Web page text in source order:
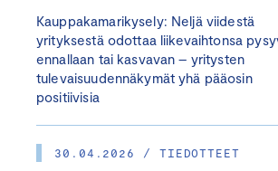
Kauppakamarikysely: Neljä viidestä
yrityksestä odottaa liikevaihtonsa
ennallaan tai kasvavan – yritysten
tulevaisuudennäkymät yhä pääosin
positiivisia
30.04.2026 / TIEDOTTEET